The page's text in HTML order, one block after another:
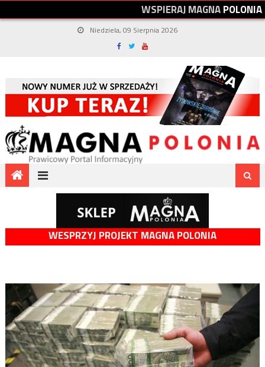
WSPIERAJMAGNAPOLONIA
Niedziela, 09 Sierpnia 2026
WESPRZYJ PROJEKT MAGNA POLONIA